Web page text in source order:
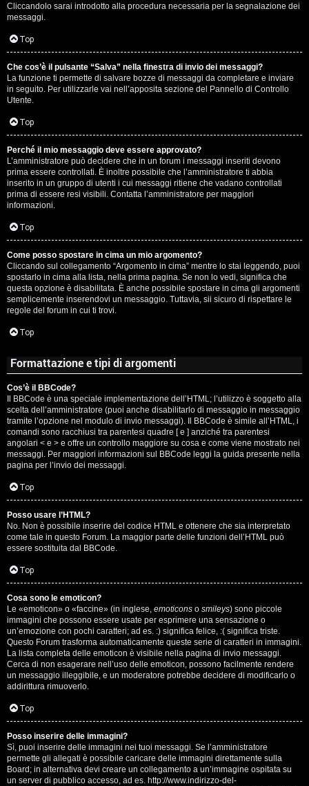
Cliccandolo sarai introdotto alla procedura necessaria per la segnalazione dei
messaggi.
Top
Che cos’è il pulsante “Salva” nella finestra di invio dei messaggi?
La funzione ti permette di salvare bozze di messaggi da completare e inviare
in seguito. Per utilizzarle vai nell’apposita sezione del Pannello di Controllo
Utente.
Top
Perché il mio messaggio deve essere approvato?
L’amministratore può decidere che in un forum i messaggi inseriti devono
prima essere controllati. È inoltre possibile che l’amministratore ti abbia
inserito in un gruppo di utenti i cui messaggi ritiene che vadano controllati
prima di essere resi visibili. Contatta l’amministratore per maggiori
informazioni.
Top
Come posso spostare in cima un mio argomento?
Cliccando sul collegamento “Argomento in cima” mentre lo stai leggendo, puoi
spostarlo in cima alla lista, nella prima pagina. Se non lo vedi, significa che
questa opzione è disabilitata. È anche possibile spostare in cima gli argomenti
semplicemente inserendovi un messaggio. Tuttavia, sii sicuro di rispettare le
regole del forum in cui ti trovi.
Top
Formattazione e tipi di argomenti
Cos’è il BBCode?
Il BBCode è una speciale implementazione dell’HTML; l’utilizzo è soggetto alla
scelta dell’amministratore (puoi anche disabilitarlo di messaggio in messaggio
tramite l’opzione nel modulo di invio messaggi). Il BBCode è simile all’HTML, i
comandi sono racchiusi tra parentesi quadre [ e ] anziché tra parentesi
angolari < e > e offre un controllo maggiore su cosa e come viene mostrato nei
messaggi. Per maggiori informazioni sul BBCode leggi la guida presente nella
pagina per l’invio dei messaggi.
Top
Posso usare l’HTML?
No. Non è possibile inserire del codice HTML e ottenere che sia interpretato
come tale in questo Forum. La maggior parte delle funzioni dell’HTML può
essere sostituita dal BBCode.
Top
Cosa sono le emoticon?
Le «emoticon» o «faccine» (in inglese, emoticons o smileys) sono piccole
immagini che possono essere usate per esprimere una sensazione o
un’emozione con pochi caratteri; ad es. :) significa felice, :( significa triste.
Questo Forum trasforma automaticamente queste serie di caratteri in immagini.
La lista completa delle emoticon è visibile nella pagina di invio messaggi.
Cerca di non esagerare nell’uso delle emoticon, possono facilmente rendere
un messaggio illeggibile, e un moderatore potrebbe decidere di modificarlo o
addirittura rimuoverlo.
Top
Posso inserire delle immagini?
Sì, puoi inserire delle immagini nei tuoi messaggi. Se l’amministratore
permette gli allegati è possibile caricare delle immagini direttamente sulla
Board; in alternativa devi creare un collegamento a un’immagine ospitata su
un server di pubblico accesso, ad es. http://www.indirizzo-del-
r
a
t
e
c
o
n
G
i
g
i
D
'
A
g
o
s
t
i
n
o
R
i
f
l
e
s
s
i
o
n
i